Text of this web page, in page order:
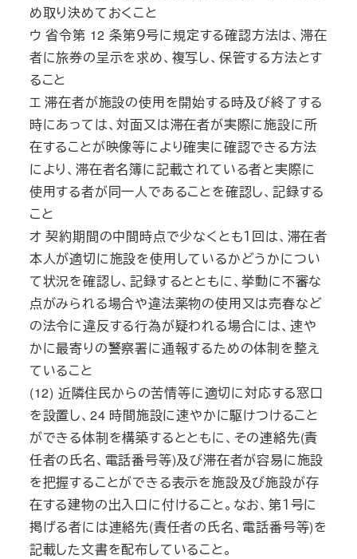
め取り決めておくこと
ウ 省令第 12 条第９号に規定する確認方法は、滞在
者に旅券の呈示を求め、複写し、保管する方法とす
ること
エ 滞在者が施設の使用を開始する時及び終了する
時にあっては、対面又は滞在者が実際に施設に所
在することが映像等により確実に確認できる方法
により、滞在者名簿に記載されている者と実際に
使用する者が同一人であることを確認し、記録する
こと
オ 契約期間の中間時点で少なくとも１回は、滞在者
本人が適切に施設を使用しているかどうかについ
て状況を確認し、記録するとともに、挙動に不審な
点がみられる場合や違法薬物の使用又は売春など
の法令に違反する行為が疑われる場合には、速や
かに最寄りの警察署に通報するための体制を整え
ていること
(12) 近隣住民からの苦情等に適切に対応する窓口
を設置し、24 時間施設に速やかに駆けつけること
ができる体制を構築するとともに、その連絡先(責
任者の氏名、電話番号等)及び滞在者が容易に施設
を把握することができる表示を施設及び施設が存
在する建物の出入口に付けること。なお、第１号に
掲げる者には連絡先(責任者の氏名、電話番号等)を
記載した文書を配布していること。